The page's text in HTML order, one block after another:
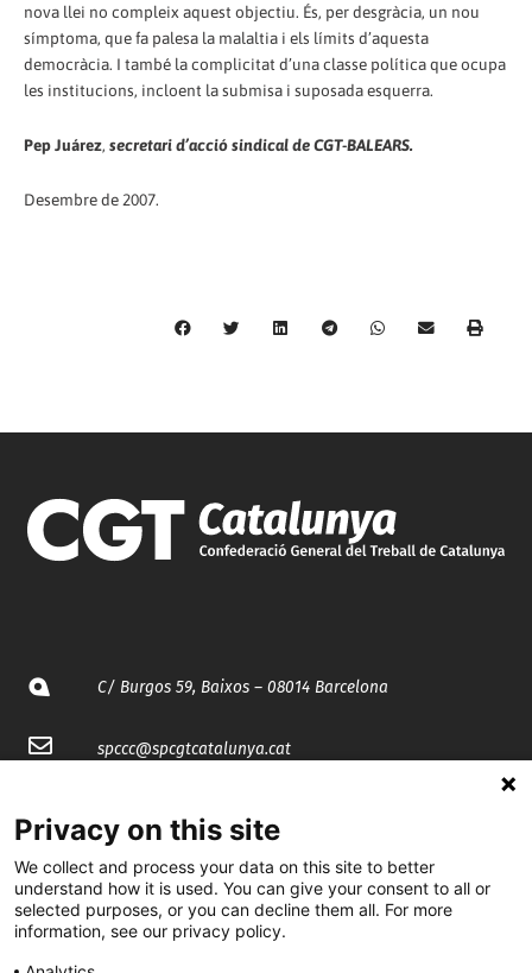
nova llei no compleix aquest objectiu. És, per desgràcia, un nou
símptoma, que fa palesa la malaltia i els límits d’aquesta
democràcia. I també la complicitat d’una classe política que ocupa
les institucions, incloent la submisa i suposada esquerra.
Pep Juárez, secretari d’acció sindical de CGT-BALEARS.
Desembre de 2007.
C/ Burgos 59, Baixos – 08014 Barcelona
spccc@spcgtcatalunya.cat
@CGTCatalunya
cgtcatalunya
CGTCatalunya
Privacy on this site
We collect and process your data on this site to better
understand how it is used. You can give your consent to all or
selected purposes, or you can decline them all. For more
information, see our privacy policy.